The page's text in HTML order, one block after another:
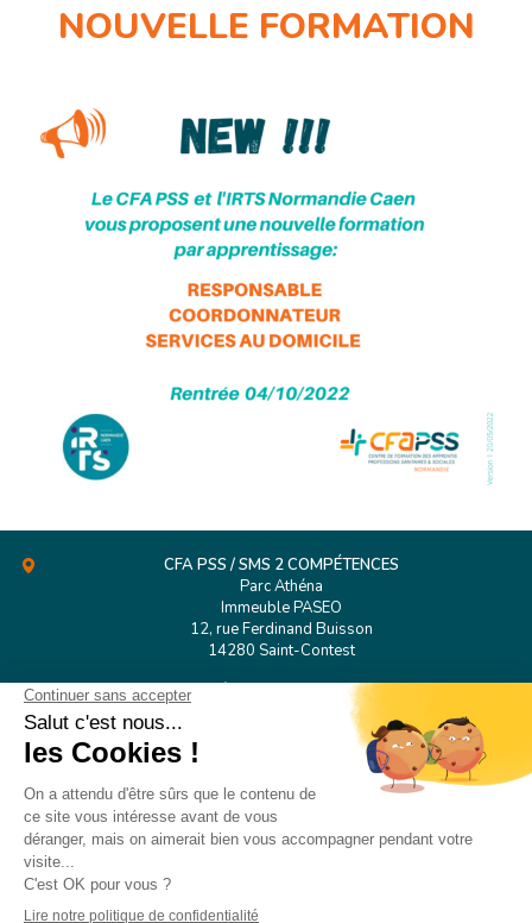
NOUVELLE FORMATION
CFA PSS / SMS 2 COMPÉTENCES
Parc Athéna
Immeuble PASEO
12, rue Ferdinand Buisson
14280 Saint-Contest
Tél.02 31 53 98 38
127 Boulevard de l’Europe
76100 Rouen